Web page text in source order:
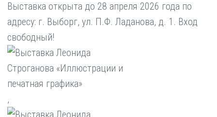
Выставка открыта до 28 апреля 2026 года по
адресу: г. Выборг, ул. П.Ф. Ладанова, д. 1. Вход
свободный!
,